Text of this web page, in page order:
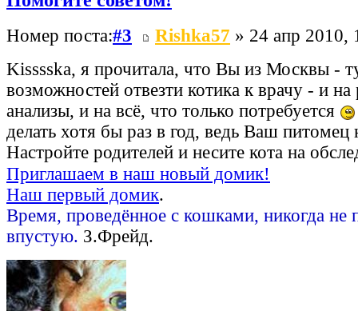
Номер поста:#3 Rishka57 » 24 апр 2010,
Kisssska, я прочитала, что Вы из Москвы -
возможностей отвезти котика к врачу - и на
анализы, и на всё, что только потребуется
делать хотя бы раз в год, ведь Ваш питомец
Настройте родителей и несите кота на
Приглашаем в наш новый домик!
Наш первый домик.
Время, проведённое с кошками, никогда не
впустую. З.Фрейд.